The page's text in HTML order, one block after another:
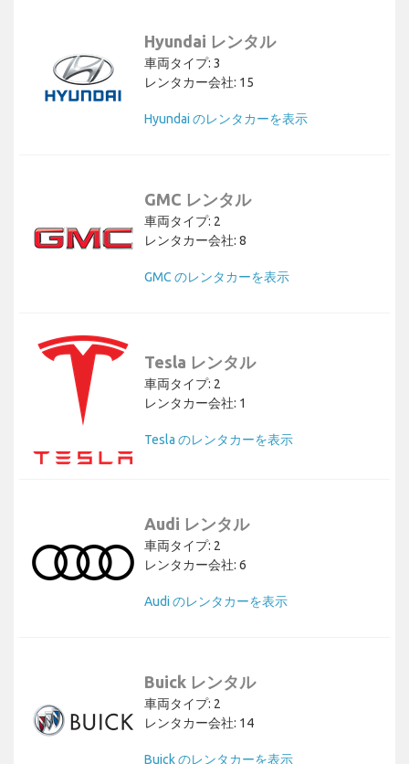
Hyundai レンタル
車両タイプ: 3
レンタカー会社: 15
Hyundai のレンタカーを表示
GMC レンタル
車両タイプ: 2
レンタカー会社: 8
GMC のレンタカーを表示
Tesla レンタル
車両タイプ: 2
レンタカー会社: 1
Tesla のレンタカーを表示
Audi レンタル
車両タイプ: 2
レンタカー会社: 6
Audi のレンタカーを表示
Buick レンタル
車両タイプ: 2
レンタカー会社: 14
Buick のレンタカーを表示